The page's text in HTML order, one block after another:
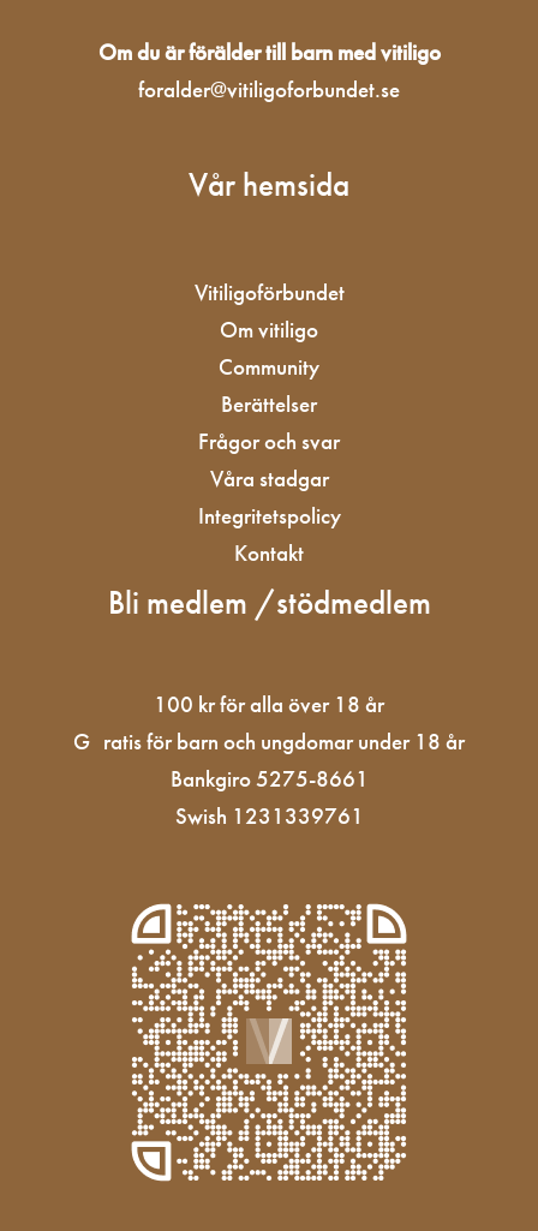
Om du är förälder till barn med vitiligo
foralder@vitiligoforbundet.se
Vår hemsida
Vitiligoförbundet
Om vitiligo
Community
Berättelser
Frågor och svar
Våra stadgar
Integritetspolicy
Kontakt
Bli medlem /stödmedlem
100 kr för alla över 18 år
G ratis för barn och ungdomar under 18 år
Bankgiro 5275-8661
Swish 1231339761